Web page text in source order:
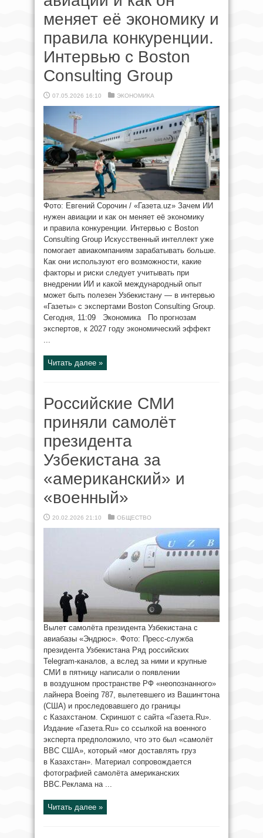
меняет её экономику и
правила конкуренции.
Интервью с Boston
Consulting Group
07.05.2026 16:10 ЭКОНОМИКА
Фото: Евгений Сорочин / «Газета.uz» Зачем ИИ
нужен авиации и как он меняет её экономику
и правила конкуренции. Интервью с Boston
Consulting Group Искусственный интеллект уже
помогает авиакомпаниям зарабатывать больше.
Как они используют его возможности, какие
факторы и риски следует учитывать при
внедрении ИИ и какой международный опыт
может быть полезен Узбекистану — в интервью
«Газеты» с экспертами Boston Consulting Group.
Сегодня, 11:09 Экономика По прогнозам
экспертов, к 2027 году экономический эффект
...
Читать далее »
Российские СМИ
приняли самолёт
президента
Узбекистана за
«американский» и
«военный»
20.02.2026 21:10 ОБЩЕСТВО
Вылет самолёта президента Узбекистана с
авиабазы «Эндрюс». Фото: Пресс-служба
президента Узбекистана Ряд российских
Telegram-каналов, а вслед за ними и крупные
СМИ в пятницу написали о появлении
в воздушном пространстве РФ «неопознанного»
лайнера Boeing 787, вылетевшего из Вашингтона
(США) и проследовавшего до границы
с Казахстаном. Скриншот с сайта «Газета.Ru».
Издание «Газета.Ru» со ссылкой на военного
эксперта предположило, что это был «самолёт
ВВС США», который «мог доставлять груз
в Казахстан». Материал сопровождается
фотографией самолёта американских
ВВС.Реклама на ...
Читать далее »